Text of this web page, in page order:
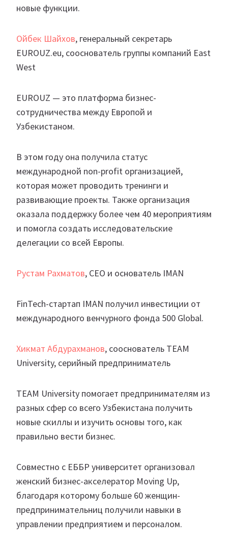
новые функции.
Ойбек Шайхов, генеральный секретарь
EUROUZ.eu, сооснователь группы компаний East
West
EUROUZ — это платформа бизнес-
сотрудничества между Европой и
Узбекистаном.
В этом году она получила статус
международной non-profit организацией,
которая может проводить тренинги и
развивающие проекты. Также организация
оказала поддержку более чем 40 мероприятиям
и помогла создать исследовательские
делегации со всей Европы.
Рустам Рахматов, CEO и основатель IMAN
FinTech-стартап IMAN получил инвестиции от
международного венчурного фонда 500 Global.
Хикмат Абдурахманов, сооснователь TEAM
University, серийный предприниматель
TEAM University помогает предпринимателям из
разных сфер со всего Узбекистана получить
новые скиллы и изучить основы того, как
правильно вести бизнес.
Совместно с ЕББР университет организовал
женский бизнес-акселератор Moving Up,
благодаря которому больше 60 женщин-
предпринимательниц получили навыки в
управлении предприятием и персоналом.